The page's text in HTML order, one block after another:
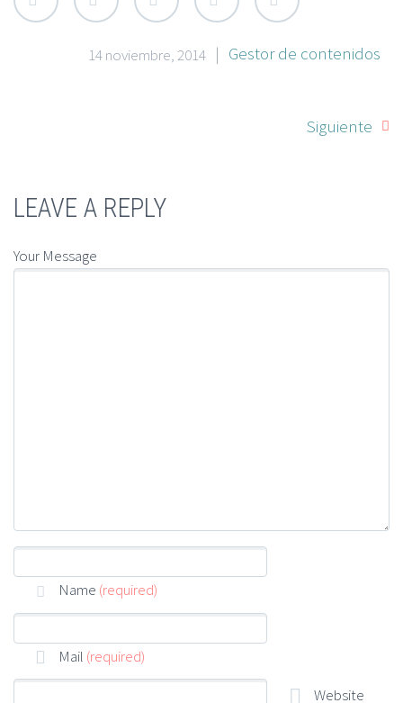
14 noviembre, 2014 | Gestor de contenidos
Siguiente
LEAVE A REPLY
Your Message
Name (required)
Mail (required)
Website